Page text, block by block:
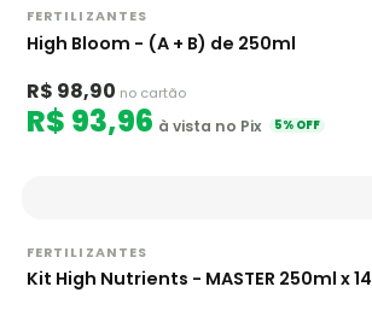
FERTILIZANTES
High Bloom - (A + B) de 250ml
R$ 98,90 no cartão
R$ 93,96 à vista no Pix 5% OFF
FERTILIZANTES
Kit High Nutrients - MASTER 250ml x 14